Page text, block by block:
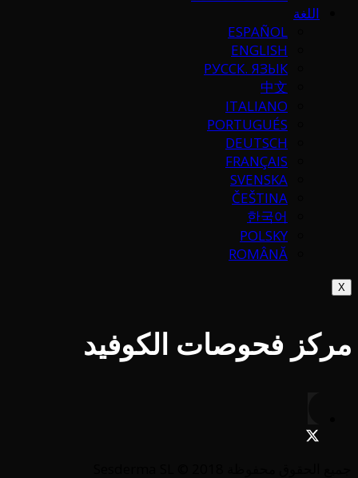
اللغة
ESPAÑOL
ENGLISH
РУССК. ЯЗЫК
中文
ITALIANO
PORTUGUÉS
DEUTSCH
FRANÇAIS
SVENSKA
ČEŠTINA
한국어
POLSKY
ROMÂNĂ
X
مركز فحوصات الكوفيد